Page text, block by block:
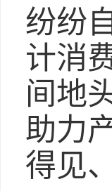
纷纷
计消
间地
助力
得见